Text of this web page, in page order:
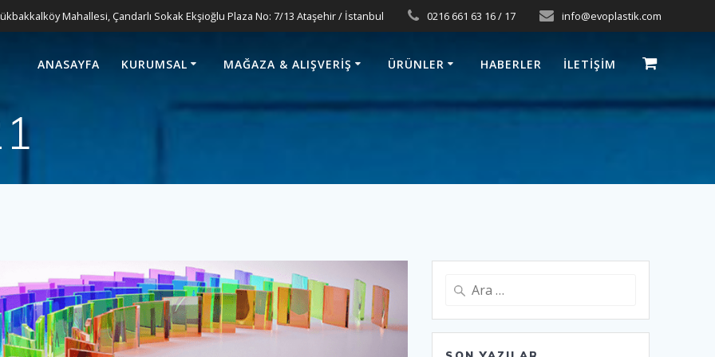
Mahallesi, Çandarlı Sokak Ekşioğlu Plaza No: 7/13 Ataşehir / İstanbul 0216 661 63 16 / 17 info@evoplastik.com
ANASAYFA KURUMSAL MAĞAZA & ALIŞVERIŞ ÜRÜNLER HABERLER İLETIŞIM
Arama: